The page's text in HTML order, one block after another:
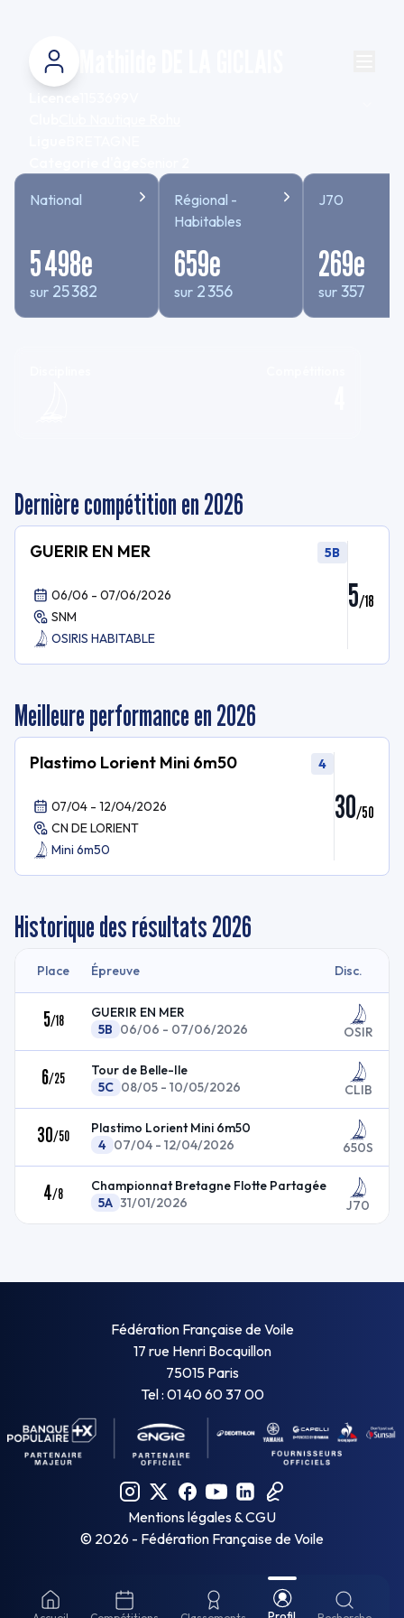
National
5 498e
sur 25 382
Régional -
Habitables
659e
sur 2 356
J70
269e
sur 357
Dernière compétition en 2026
GUERIR EN MER 5B
06/06 - 07/06/2026
SNM
OSIRIS HABITABLE
5/18
Meilleure performance en 2026
Plastimo Lorient Mini 6m50 4
07/04 - 12/04/2026
CN DE LORIENT
Mini 6m50
30/50
Historique des résultats2026
Place Épreuve Disc.
5/18
GUERIR EN MER
5B 06/06 - 07/06/2026 OSIR
6/25
Tour de Belle-Ile
5C 08/05 - 10/05/2026 CLIB
30/50
Plastimo Lorient Mini 6m50
4 07/04 - 12/04/2026 650S
4/8
Championnat Bretagne Flotte Partagée
5A 31/01/2026 J70
Fédération Française de Voile
17 rue Henri Bocquillon
75015 Paris
Tel : 01 40 60 37 00
Mentions légales & CGU
© 2026 - Fédération Française de Voile